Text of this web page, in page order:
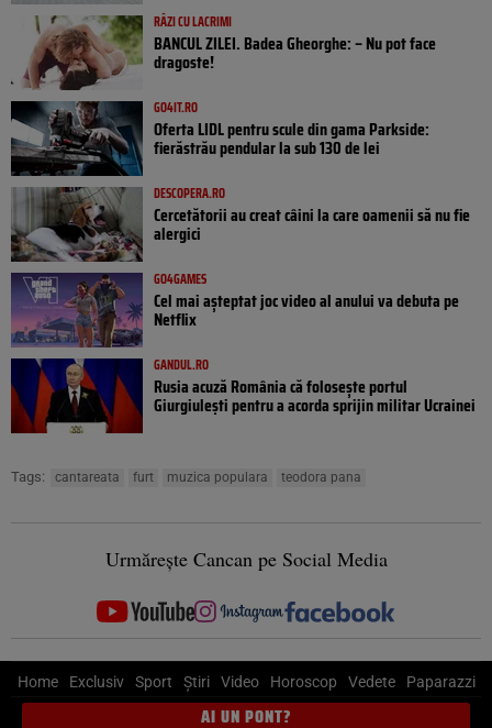
RÂZI CU LACRIMI
BANCUL ZILEI. Badea Gheorghe: – Nu pot face
dragoste!
GO4IT.RO
Oferta LIDL pentru scule din gama Parkside:
fierăstrău pendular la sub 130 de lei
DESCOPERA.RO
Cercetătorii au creat câini la care oamenii să nu fie
alergici
GO4GAMES
Cel mai așteptat joc video al anului va debuta pe
Netflix
GANDUL.RO
Rusia acuză România că folosește portul
Giurgiulești pentru a acorda sprijin militar Ucrainei
Tags: cantareata furt muzica populara teodora pana
Urmărește Cancan pe Social Media
Home Exclusiv Sport Știri Video Horoscop Vedete Paparazzi
AI UN PONT?